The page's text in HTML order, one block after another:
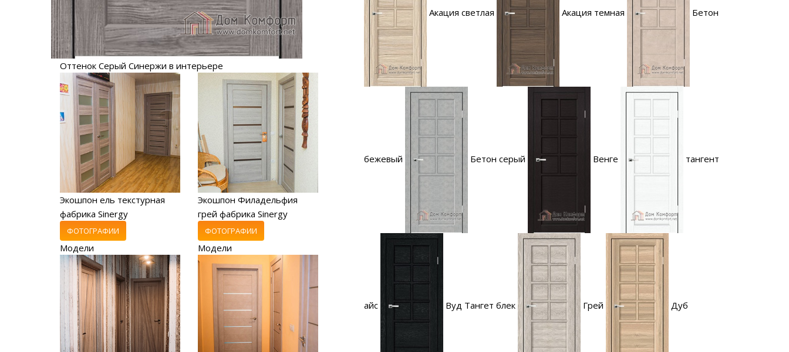
Оттенок Серый Синержи в интерьере
Экошпон ель текстурная
фабрика Sinergy
ФОТОГРАФИИ
Модели
Экошпон Филадельфия
грей фабрика Sinergy
ФОТОГРАФИИ
Модели
Акация светлая Акация темная Бетон
бежевый Бетон серый Венге тангент
айс Вуд Тангет блек Грей Дуб